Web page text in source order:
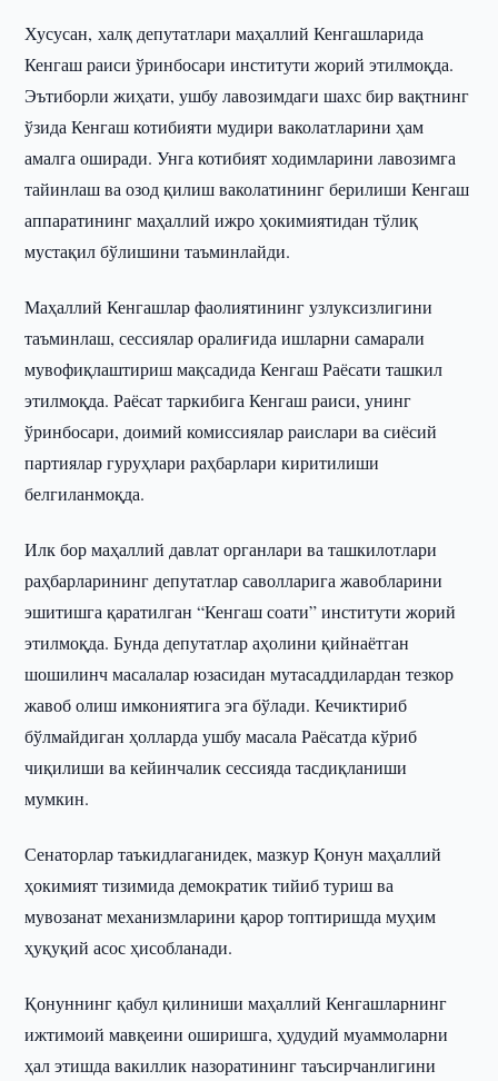
Хусусан, халқ депутатлари маҳаллий Кенгашларида
Кенгаш раиси ўринбосари институти жорий этилмоқда.
Эътиборли жиҳати, ушбу лавозимдаги шахс бир вақтнинг
ўзида Кенгаш котибияти мудири ваколатларини ҳам
амалга оширади. Унга котибият ходимларини лавозимга
тайинлаш ва озод қилиш ваколатининг берилиши Кенгаш
аппаратининг маҳаллий ижро ҳокимиятидан тўлиқ
мустақил бўлишини таъминлайди.
Маҳаллий Кенгашлар фаолиятининг узлуксизлигини
таъминлаш, сессиялар оралиғида ишларни самарали
мувофиқлаштириш мақсадида Кенгаш Раёсати ташкил
этилмоқда. Раёсат таркибига Кенгаш раиси, унинг
ўринбосари, доимий комиссиялар раислари ва сиёсий
партиялар гуруҳлари раҳбарлари киритилиши
белгиланмоқда.
Илк бор маҳаллий давлат органлари ва ташкилотлари
раҳбарларининг депутатлар саволларига жавобларини
эшитишга қаратилган “Кенгаш соати” институти жорий
этилмоқда. Бунда депутатлар аҳолини қийнаётган
шошилинч масалалар юзасидан мутасаддилардан тезкор
жавоб олиш имкониятига эга бўлади. Кечиктириб
бўлмайдиган ҳолларда ушбу масала Раёсатда кўриб
чиқилиши ва кейинчалик сессияда тасдиқланиши
мумкин.
Сенаторлар таъкидлаганидек, мазкур Қонун маҳаллий
ҳокимият тизимида демократик тийиб туриш ва
мувозанат механизмларини қарор топтиришда муҳим
ҳуқуқий асос ҳисобланади.
Қонуннинг қабул қилиниши маҳаллий Кенгашларнинг
ижтимоий мавқеини оширишга, ҳудудий муаммоларни
ҳал этишда вакиллик назоратининг таъсирчанлигини